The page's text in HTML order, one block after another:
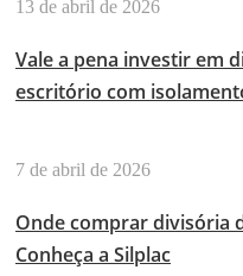
13 de abril de 2026
Vale a pena investir em
escritório com
7 de abril de 2026
Onde comprar divisória
Conheça a Silplac